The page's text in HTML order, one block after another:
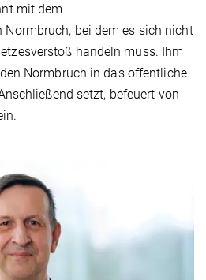
mit dem
bei dem es sich nicht
handeln muss. Ihm
Normbruch in das öffentliche
setzt, befeuert von